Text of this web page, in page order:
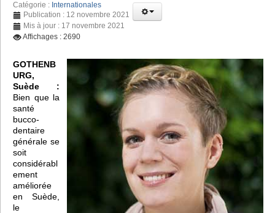
Catégorie : Internationales
Publication : 12 novembre 2021
Mis à jour : 17 novembre 2021
Affichages : 2690
GOTHENB
URG,
Suède :
Bien que la
santé
bucco-
dentaire
générale se
soit
considérabl
ement
améliorée
en Suède,
le